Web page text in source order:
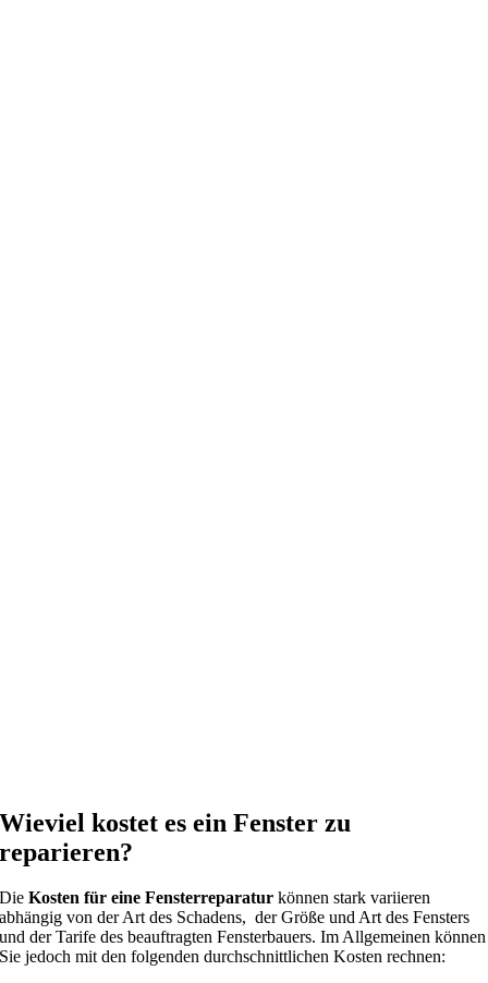
Wieviel kostet es ein Fenster zu
reparieren?
DieKosten für eine Fensterreparatur können stark variieren
abhängig von der Art des Schadens, der Größe und Art des Fensters
und der Tarife des beauftragten Fensterbauers. Im Allgemeinen können
Sie jedoch mit den folgenden durchschnittlichen Kosten rechnen: